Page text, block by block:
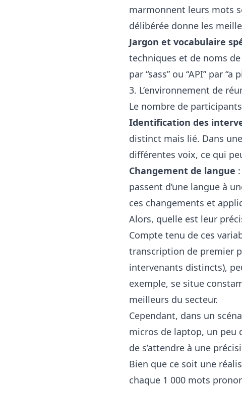
marmonnent leurs mots
délibérée donne les
Jargon et vocabulaire
techniques et de noms de
par “sass” ou “API” par “a
3. L’environnement de
Le nombre de
Identification des
distinct mais lié. Dans
différentes voix, ce qui
Changement de langue
passent d’une langue à
ces changements et
Alors, quelle est leur
Compte tenu de ces
transcription de premier
intervenants distincts),
exemple, se situe
meilleurs du secteur.
Cependant, dans un
micros de laptop, un peu
de s’attendre à une
Bien que ce soit une
chaque 1 000 mots